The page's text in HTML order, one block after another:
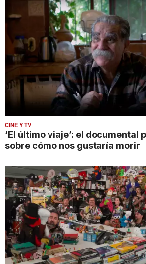
CINE Y TV
‘El último viaje’: el documental
sobre cómo nos gustaría morir